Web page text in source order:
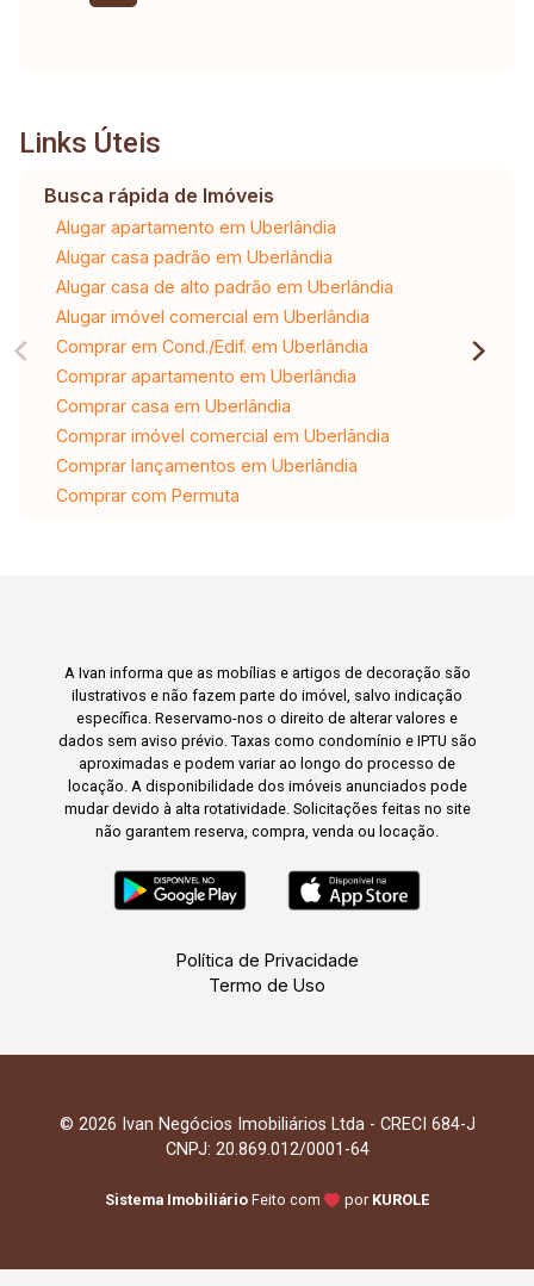
Links Úteis
Busca rápida de Imóveis
Alugar apartamento em Uberlândia
Alugar casa padrão em Uberlândia
Alugar casa de alto padrão em Uberlândia
Alugar imóvel comercial em Uberlândia
Comprar em Cond./Edif. em Uberlândia
Comprar apartamento em Uberlândia
Comprar casa em Uberlândia
Comprar imóvel comercial em Uberlândia
Comprar lançamentos em Uberlândia
Comprar com Permuta
A Ivan informa que as mobílias e artigos de decoração são
ilustrativos e não fazem parte do imóvel, salvo indicação
específica. Reservamo-nos o direito de alterar valores e
dados sem aviso prévio. Taxas como condomínio e IPTU são
aproximadas e podem variar ao longo do processo de
locação. A disponibilidade dos imóveis anunciados pode
mudar devido à alta rotatividade. Solicitações feitas no site
não garantem reserva, compra, venda ou locação.
Política de Privacidade
Termo de Uso
© 2026 Ivan Negócios Imobiliários Ltda - CRECI 684-J
CNPJ: 20.869.012/0001-64
Sistema Imobiliário Feito com por KUROLE